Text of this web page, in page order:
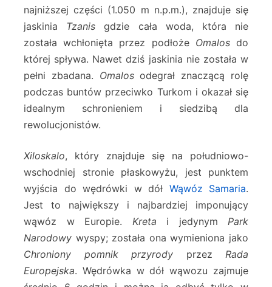
najniższej części (1.050 m n.p.m.), znajduje się
jaskinia Tzanis gdzie cała woda, która nie
została wchłonięta przez podłoże Omalosdo
której spływa. Nawet dziś jaskinia nie została w
pełni zbadana. Omalosodegrał znaczącą rolę
podczas buntów przeciwko Turkom i okazał się
idealnym schronieniem i siedzibą dla
rewolucjonistów.
Xiloskalo, który znajduje się na południowo-
wschodniej stronie płaskowyżu, jest punktem
wyjścia do wędrówki w dół Wąwóz Samaria.
Jest to największy i najbardziej imponujący
wąwóz w Europie. Kreta i jedynym Park
Narodowy wyspy; została ona wymieniona jako
Chroniony pomnik przyrody przez Rada
Europejska. Wędrówka w dół wąwozu zajmuje